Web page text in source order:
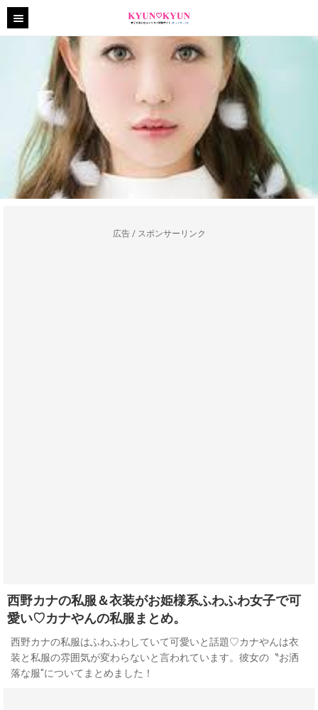
広告 / スポンサーリンク
西野カナの私服＆衣装がお姫様系ふわふわ女子で可
愛い♡カナやんの私服まとめ。
西野カナの私服はふわふわしていて可愛いと話題♡カナやんは衣
装と私服の雰囲気が変わらないと言われています。彼女の〝お洒
落な服″についてまとめました！